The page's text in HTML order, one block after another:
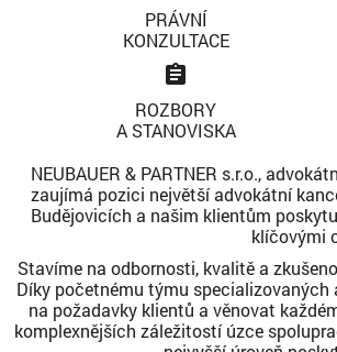
PRÁVNÍ
KONZULTACE
assignment
ROZBORY
A STANOVISKA
NEUBAUER & PARTNER s.r.o.,
zaujímá pozici největší advokátní
Budějovicích a našim klientům
klíčovými
Stavíme na odbornosti, kvalitě a
Díky početnému týmu
na požadavky klientů a věnovat
komplexnějších záležitostí úzce